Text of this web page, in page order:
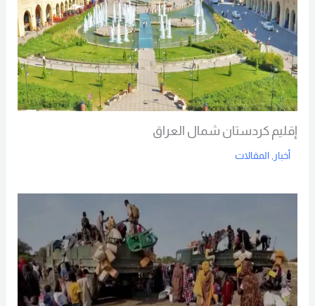
إقليم كردستان شمال العراق
أخبار المقالات